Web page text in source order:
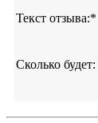
Текст отзыва:*
Сколько будет: